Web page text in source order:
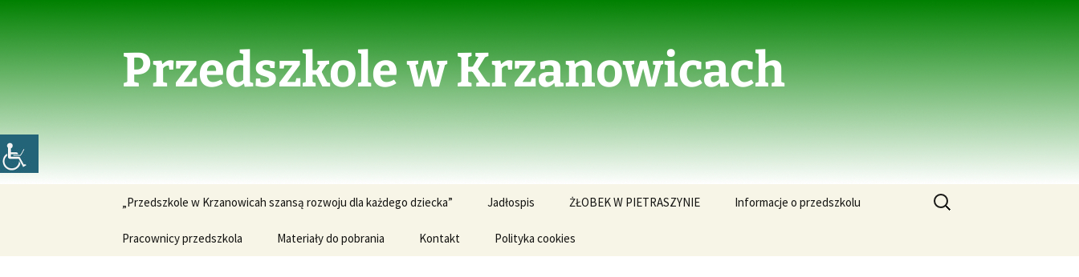
Przedszkole w Krzanowicach
„Przedszkole w Krzanowicah szansą rozwoju dla każdego dziecka” Jadłospis ŻŁOBEK W PIETRASZYNIE
Aktualności ze Żłobka
Informacje o przedszkolu
Pracownicy przedszkola Materiały do pobrania Kontakt Polityka cookies
Szukaj: